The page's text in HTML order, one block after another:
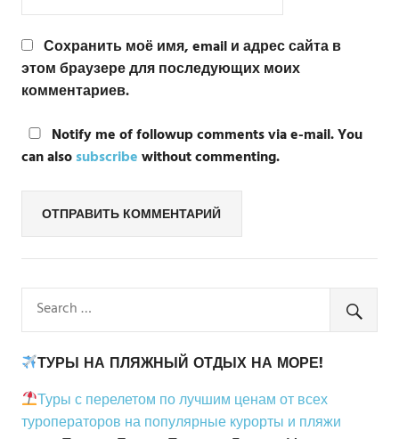
Сохранить моё имя, email и адрес сайта в
этом браузере для последующих моих
комментариев.
Notify me of followup comments via e-mail. You
can alsosubscribewithout commenting.
ТУРЫ НА ПЛЯЖНЫЙ ОТДЫХ НА МОРЕ!
Туры с перелетом по лучшим ценам от всех
туроператоров на популярные курорты и пляжи